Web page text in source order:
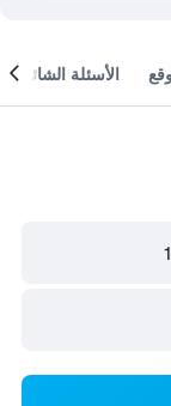
الأسئلة الشائعة